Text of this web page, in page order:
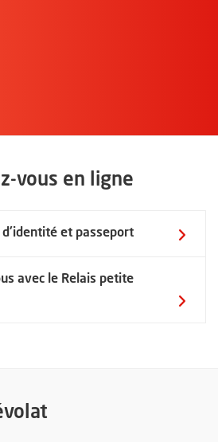
POUR LES PROFESSIONNELS
vous en ligne
d'identité et passeport, Ouvre une
avec le Relais petite
nouvelle fenêtre